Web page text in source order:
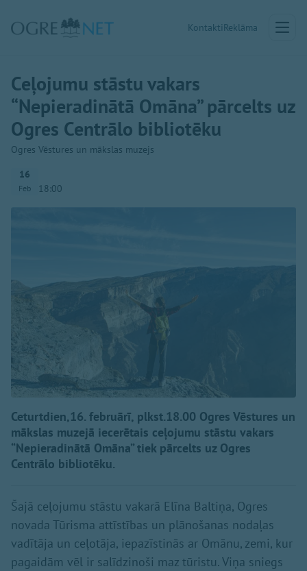
KontaktiReklāma
Ceļojumu stāstu vakars
“Nepieradinātā Omāna” pārcelts uz
Ogres Centrālo bibliotēku
Ogres Vēstures un mākslas muzejs
16
Feb 18:00
Ceturtdien,16. februārī, plkst.18.00 Ogres Vēstures un
mākslas muzejā iecerētais ceļojumu stāstu vakars
“Nepieradinātā Omāna” tiek pārcelts uz Ogres
Centrālo bibliotēku.
Šajā ceļojumu stāstu vakarā Elīna Baltiņa, Ogres
novada Tūrisma attīstības un plānošanas nodaļas
vadītāja un ceļotāja, iepazīstinās ar Omānu, zemi, kur
pagaidām vēl ir salīdzinoši maz tūristu. Viņa sniegs